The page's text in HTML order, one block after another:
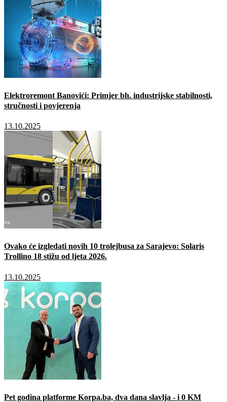
Elektroremont Banovići: Primjer bh. industrijske stabilnosti,
stručnosti i povjerenja
13.10.2025
Ovako će izgledati novih 10 trolejbusa za Sarajevo: Solaris
Trollino 18 stižu od ljeta 2026.
13.10.2025
Pet godina platforme Korpa.ba, dva dana slavlja - i 0 KM